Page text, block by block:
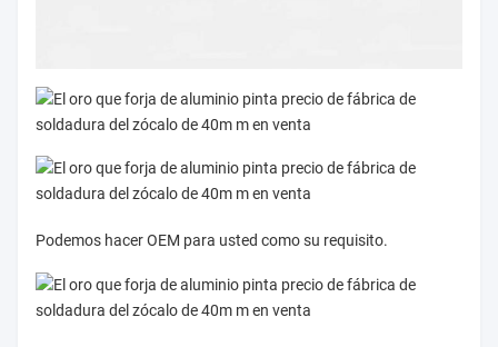
Podemos hacer OEM para usted como su requisito.